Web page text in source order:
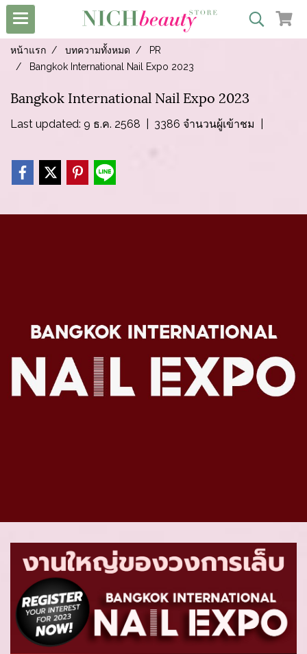
หน้าแรก บทความทั้งหมด
PR
Bangkok International Nail Expo 2023
Bangkok International Nail Expo 2023
Last updated: 9 ธ.ค. 2568 3386 จำนวนผู้เข้าชม